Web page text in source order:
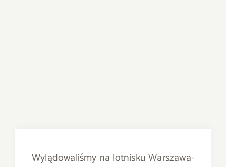
Wylądowaliśmy na lotnisku Warszawa-